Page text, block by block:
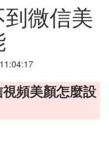
微信美
頻美顏怎麼設